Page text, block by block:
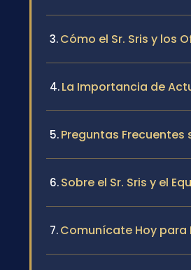
Cómo el Sr. Sris y los
La Importancia de
Preguntas
Sobre el Sr. Sris y el
Comunícate Hoy para